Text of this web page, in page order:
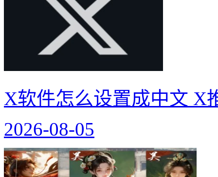
X软件怎么设置成中文 X
2026-08-05